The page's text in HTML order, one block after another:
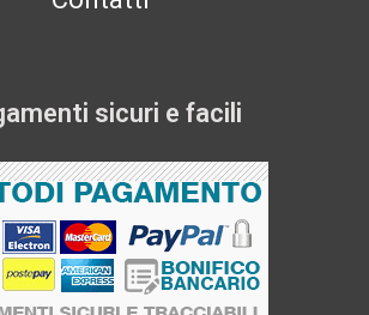
sicuri e facili